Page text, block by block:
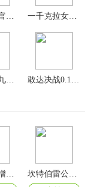
云上大陆九游版
凡人修仙增强现实版手游最新版